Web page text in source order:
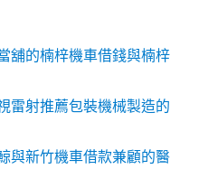
舖的楠梓機車借錢與楠梓
雷射推薦包裝機械製造的
與新竹機車借款兼顧的醫